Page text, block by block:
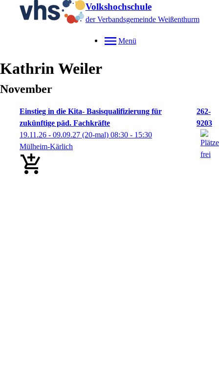
Volkshochschule
der Verbandsgemeinde Weißenthurm
Menü
Kathrin Weiler
November
Einstieg in die Kita- Basisqualifizierung für
zukünftige päd. Fachkräfte
262-
9203
19.11.26 - 09.09.27 (20-mal) 08:30 - 15:30
Mülheim-Kärlich